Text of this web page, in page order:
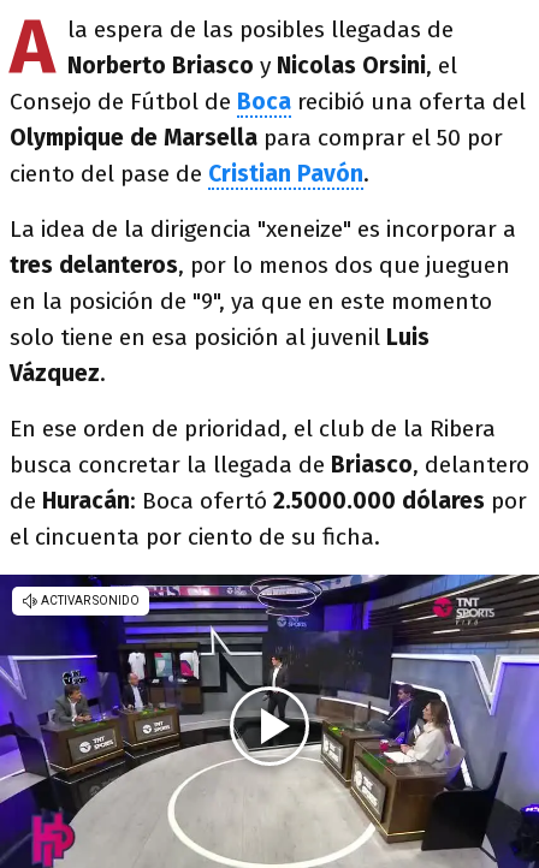
A la espera de las posibles llegadas de
Norberto Briasco y Nicolas Orsini, el
Consejo de Fútbol de Boca recibió una oferta del
Olympique de Marsella para comprar el 50 por
ciento del pase de Cristian Pavón.
La idea de la dirigencia "xeneize" es incorporar a
tres delanteros, por lo menos dos que jueguen
en la posición de "9", ya que en este momento
solo tiene en esa posición al juvenil Luis
Vázquez.
En ese orden de prioridad, el club de la Ribera
busca concretar la llegada de Briasco, delantero
de Huracán: Boca ofertó 2.5000.000 dólares por
el cincuenta por ciento de su ficha.